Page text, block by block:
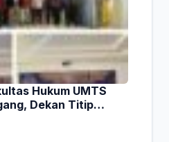
Hukum UMTS
Dekan Titip